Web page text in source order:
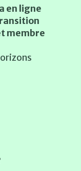
en ligne
membre